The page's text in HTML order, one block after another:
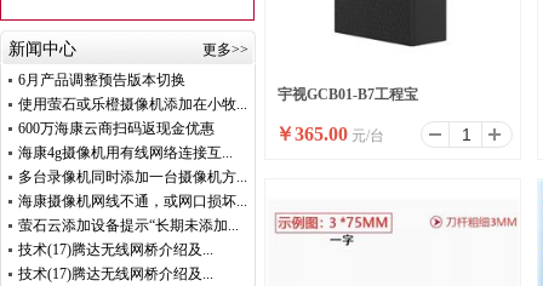
新闻中心
更多>>
6月产品调整预告版本切换
使用萤石或乐橙摄像机添加在小牧...
600万海康云商扫码返现金优惠
海康4g摄像机用有线网络连接互...
多台录像机同时添加一台摄像机方...
海康摄像机网线不通，或网口损坏...
萤石云添加设备提示“长期未添加...
技术(17)腾达无线网桥介绍及...
技术(17)腾达无线网桥介绍及...
宇视GCB01-B7工程宝
￥365.00 元/台